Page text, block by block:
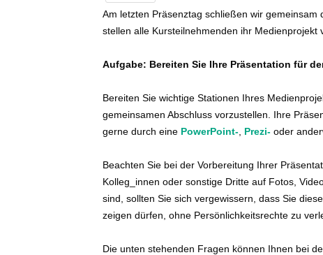
Am letzten Präsenztag schließen wir gemeinsam
stellen alle Kursteilnehmenden ihr Medienprojekt
Aufgabe: Bereiten Sie Ihre Präsentation für
Bereiten Sie wichtige Stationen Ihres
gemeinsamen Abschluss vorzustellen. Ihre
gerne durch eine PowerPoint- Prezi- oder
Beachten Sie bei der Vorbereitung Ihrer
Kolleg_innen oder sonstige Dritte auf Fotos,
sind, sollten Sie sich vergewissern, dass Sie
zeigen dürfen, ohne Persönlichkeitsrechte zu
Die unten stehenden Fragen können Ihnen bei